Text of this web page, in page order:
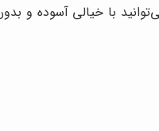
با خیالی آسوده و